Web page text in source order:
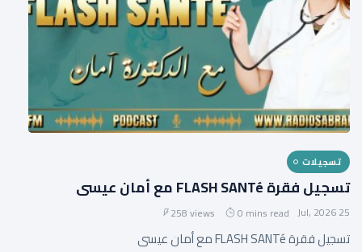
تسجيلات
تسجيل فقرة FLASH SANTé مع أمان عيسى
25 Jul, 2026
0 mins read
258 views
تسجيل فقرة FLASH SANTé مع أمان عيسى